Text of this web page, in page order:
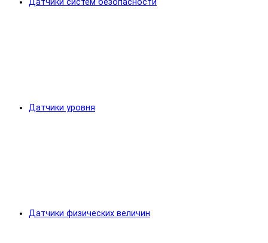
Датчики уровня
Датчики физических величин